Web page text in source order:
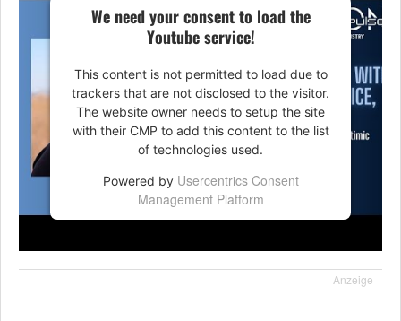
We need your consent to load the
Youtube service!
This content is not permitted to load due to
trackers that are not disclosed to the visitor.
The website owner needs to setup the site
with their CMP to add this content to the list
of technologies used.
Powered by Usercentrics Consent
Management Platform
Anzeige